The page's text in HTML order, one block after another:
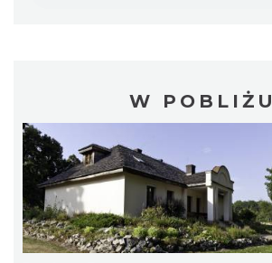
W POBLIŻU